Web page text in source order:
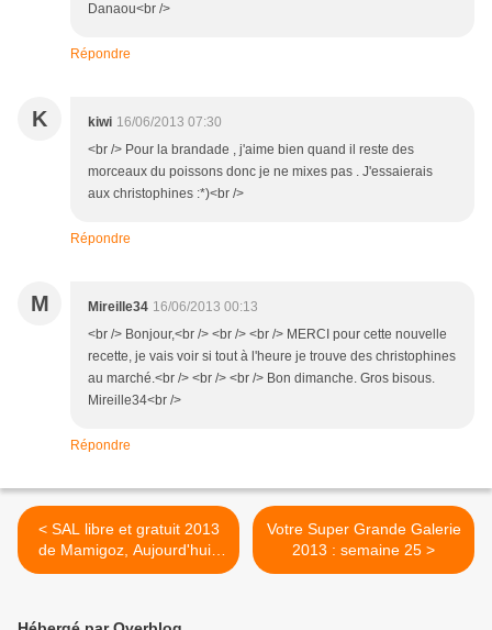
Danaou<br />
Répondre
K kiwi 16/06/2013 07:30
<br /> Pour la brandade , j'aime bien quand il reste des
morceaux du poissons donc je ne mixes pas . J'essaierais
aux christophines :*)<br />
Répondre
M Mireille34 16/06/2013 00:13
<br /> Bonjour,<br /> <br /> <br /> MERCI pour cette nouvelle
recette, je vais voir si tout à l'heure je trouve des christophines
au marché.<br /> <br /> <br /> Bon dimanche. Gros bisous.
Mireille34<br />
Répondre
< SAL libre et gratuit 2013
de Mamigoz, Aujourd'hui ,
Grand Départ
Votre Super Grande Galerie
2013 : semaine 25 >